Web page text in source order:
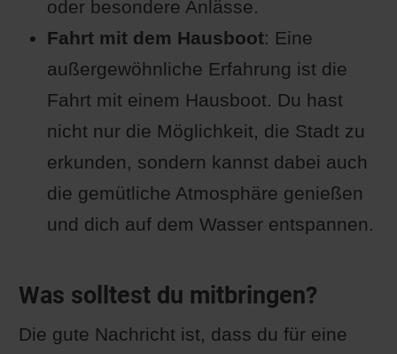
oder besondere Anlässe.
Fahrt mit dem Hausboot: Eine
außergewöhnliche Erfahrung ist die
Fahrt mit einem Hausboot. Du hast
nicht nur die Möglichkeit, die Stadt zu
erkunden, sondern kannst dabei auch
die gemütliche Atmosphäre genießen
und dich auf dem Wasser entspannen.
Was solltest du mitbringen?
Die gute Nachricht ist, dass du für eine